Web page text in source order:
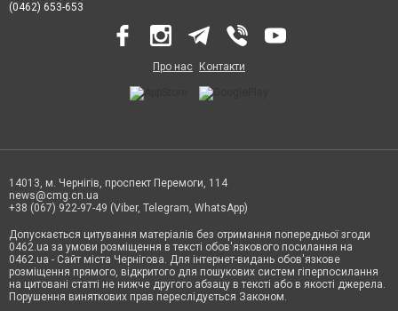
(0462) 653-653
Про нас Контакти
14013, м. Чернігів, проспект Перемоги, 114
news@cmg.cn.ua
+38 (067) 922-97-49 (Viber, Telegram, WhatsApp)
Допускається цитування матеріалів без отримання попередньої згоди
0462.ua за умови розміщення в тексті обов'язкового посилання на
0462.ua - Сайт міста Чернігова. Для інтернет-видань обов'язкове
розміщення прямого, відкритого для пошукових систем гіперпосилання
на цитовані статті не нижче другого абзацу в тексті або в якості джерела.
Порушення виняткових прав переслідується Законом.